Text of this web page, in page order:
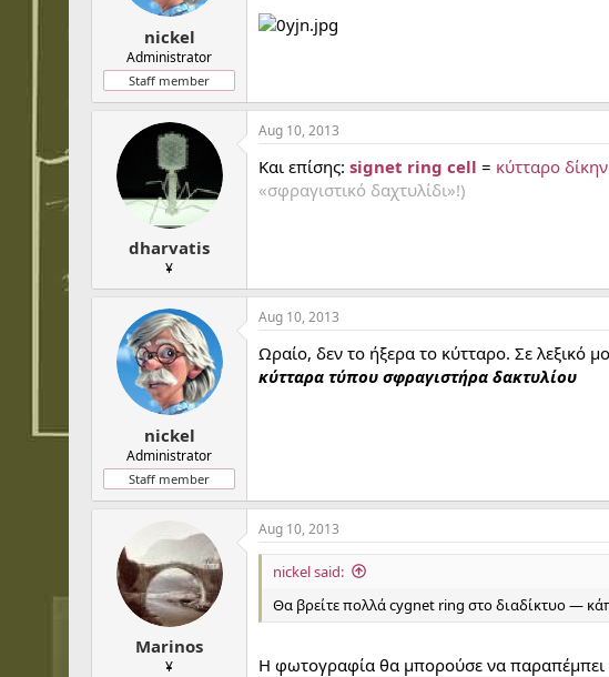
nickel
Administrator
Staff member
dharvatis
¥
Aug 10, 2013
Και επίσης: signet ring cell = κύτταρο
«σφραγιστικό δαχτυλίδι»!)
nickel
Administrator
Staff member
Aug 10, 2013
Ωραίο, δεν το ήξερα το κύτταρο. Σε λεξικό
κύτταρα τύπου σφραγιστήρα δακτυλίου
Marinos
¥
Aug 10, 2013
nickel said:
Θα βρείτε πολλά cygnet ring στο διαδίκτυο —
Η φωτογραφία θα μπορούσε να παραπέμπει